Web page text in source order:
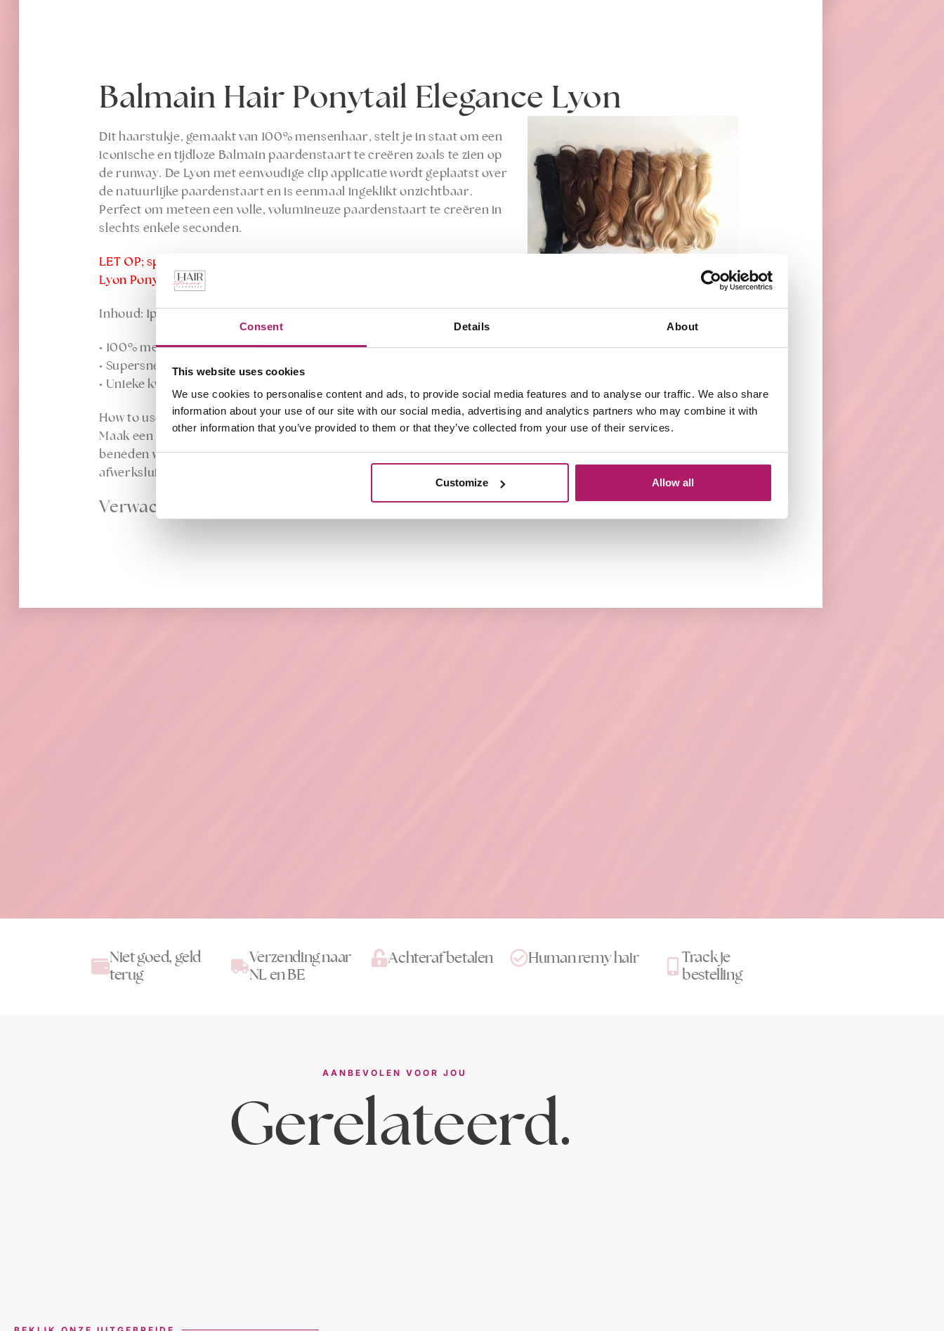
Consent Details About
This website uses cookies
We use cookies to personalise content and ads, to provide social media features and to analyse our traffic. We also share
information about your use of our site with our social media, advertising and analytics partners who may combine it with
other information that you’ve provided to them or that they’ve collected from your use of their services.
Customize Allow all
Balmain Hair Ponytail Elegance Lyon
Dit haarstukje, gemaakt van 100% mensenhaar, stelt je in staat om een ​​
iconische en tijdloze Balmain paardenstaart te creëren zoals te zien op
de runway. De Lyon met eenvoudige clip applicatie wordt geplaatst over
de natuurlijke paardenstaart en is eenmaal ingeklikt onzichtbaar.
Perfect om meteen een volle, volumineuze paardenstaart te creëren in
slechts enkele seconden.
LET OP; speciale actie van €179,- voor €99,- op = op (dit zijn de laatste
Lyon Ponytails in Nederland)
Inhoud: 1pcs (lengte 40cm)
• 100% mensenhaar
• Supersnelle clip-in applicatie
• Unieke kwaliteitsgarantie van 6 maanden met nazorg van Balmain Professional
How to use
Maak een paardenstaart met je eigen haar. Open de clip van de Lyon. Zorg ervoor dat de pin in de clip naar
beneden wijst. Plaats de pin achter het elastiek en sluit de clip rond de natuurlijke paardenstaart. Wikkel de
afwerksluis rond de staart om de clip te bedekken.
Verwachte levertijd: DIRECT UIT VOORRAAD LEVERBAAR!
Niet goed, geld
terug
Verzending naar
NL en BE
Achteraf betalen Human remy hair
Track je
bestelling
AANBEVOLEN VOOR JOU
Gerelateerd.